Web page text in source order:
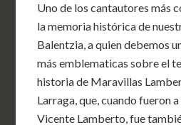
Uno de los cantautores más
la memoria histórica de
Balentzia, a quien debemos
más emblematicas sobre el
historia de Maravillas
Larraga, que, cuando fueron
Vicente Lamberto, fue